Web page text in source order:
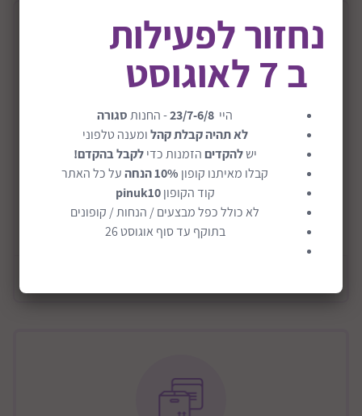
תיאור המוצר
ערכה מעץ ארגז כלים דגם Take Along Tool Kit
יש לכם בונה צעיר בבית? הילדים בטוח יאהבו את סט ארגז
הכלים מעץ שיהפוך למשחק אהוב בחדר המשחקים!
הסט כולל 24 פריטים מעץ משובח, למשל: פטיש, מברגים,
מסמרים, ברגים ועוד מוצרי בנייה שונים.
החלקים צבעוניים ונוחים לאחיזה, במיוחד לילדים, ועשויים
בגימור ברמה גבוהה ביותר.
משחק ארגז הכלים יפתח לילדים הצעירים את יכולות
קרא עוד
נחזור לפעילות
ב 7 לאוגוסט
היי 23/7-6/8- החנותסגורה
לא תהיה קבלת קהלומענה טלפוני
ישלהקדיםהזמנות כדילקבל בהקדם!
קבלו מאיתנו קופון 10% הנחה
על כל האתר
קוד הקופוןpinuk10
לא כולל כפל מבצעים / הנחות / קופונים
בתוקף עד סוף אוגוסט 26